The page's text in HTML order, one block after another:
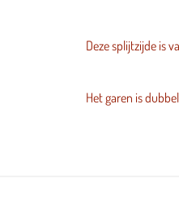
Deze splijtzijde is
Het garen is